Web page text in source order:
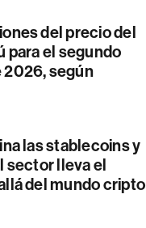
del precio del
para el segundo
según
las stablecoins y
sector lleva el
del mundo cripto